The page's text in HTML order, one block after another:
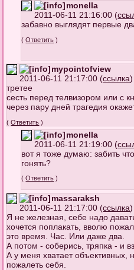
monella
2011-06-11 21:16:00 (
забавно выглядят первые
(Ответить )
mypointofview
2011-06-11 21:17:00 (ссылка)
третее
сесть перед телвизором или с
через пару дней трагедия
(Ответить )
monella
2011-06-11 21:19:00 (
вот я тоже думаю: забить
гонять?
(Ответить )
massaraksh
2011-06-11 21:17:00 (ссылка)
Я не железная, себе надо
хочется поплакать, вволю
это время. Час. Или даже два.
А потом - соберись, тряпка - и
А у меня хватает объективных,
пожалеть себя.